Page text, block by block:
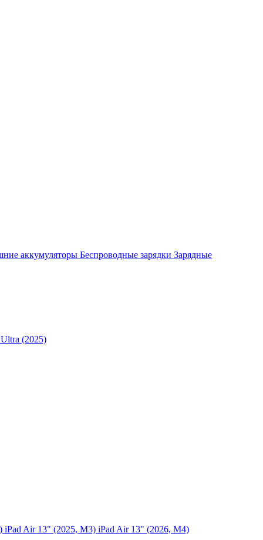
аккумуляторы Беспроводные зарядки Зарядные
(2025)
iPad Air 13" (2025, M3) iPad Air 13" (2026, M4)